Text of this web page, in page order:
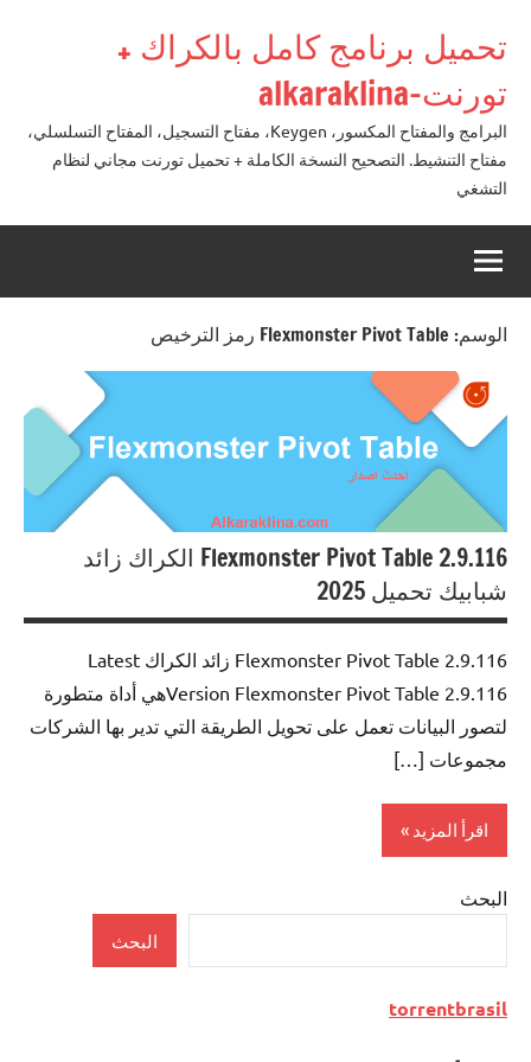
تحميل برنامج كامل بالكراك +
تورنت-alkaraklina
البرامج والمفتاح المكسور، Keygen، مفتاح التسجيل، المفتاح التسلسلي،
مفتاح التنشيط. التصحيح النسخة الكاملة + تحميل تورنت مجاني لنظام
التشغي
الوسم: Flexmonster Pivot Table رمز الترخيص
Flexmonster Pivot Table 2.9.116 الكراك زائد
شبابيك تحميل 2025
Flexmonster Pivot Table 2.9.116 زائد الكراك Latest
Version Flexmonster Pivot Table 2.9.116هي أداة متطورة
لتصور البيانات تعمل على تحويل الطريقة التي تدير بها الشركات
مجموعات […]
اقرأ المزيد
Programming
البحث
البحث
torrentbrasil